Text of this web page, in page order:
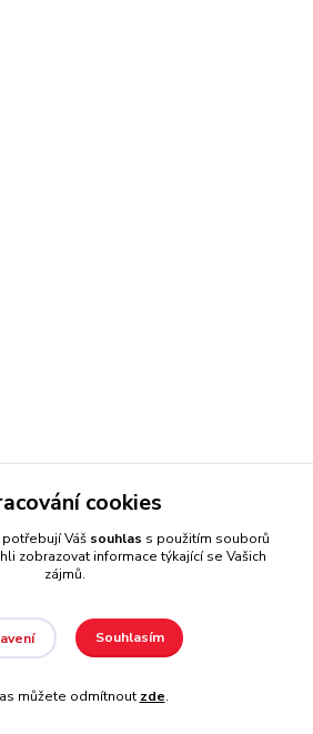
cookies
Váš souhlas s použitím souborů
zobrazovat informace týkající se Vašich
zájmů.
Souhlasím
můžete odmítnout zde.